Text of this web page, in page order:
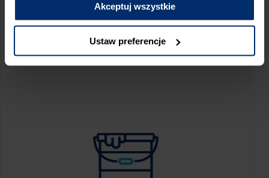
Akceptuj wszystkie
Ustaw preferencje
KALKULATOR ZUŻYCIA
Oblicz, jaką ilość produktów potrzebujesz,
aby perfekcyjnie wygładzić swoje ściany.